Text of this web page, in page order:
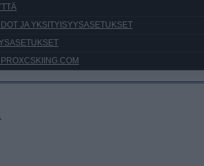
JA YKSITYISYYSASETUKSET